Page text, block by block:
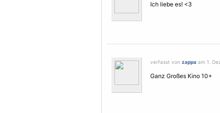
Ich liebe es! <3
verfasst von zappa am 1.
Ganz Großes Kino 10+